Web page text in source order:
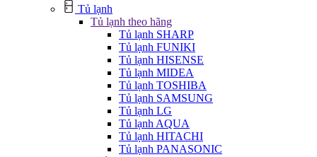
Tủ lạnh
Tủ lạnh theo hãng
Tủ lạnh SHARP
Tủ lạnh FUNIKI
Tủ lạnh HISENSE
Tủ lạnh MIDEA
Tủ lạnh TOSHIBA
Tủ lạnh SAMSUNG
Tủ lạnh LG
Tủ lạnh AQUA
Tủ lạnh HITACHI
Tủ lạnh PANASONIC